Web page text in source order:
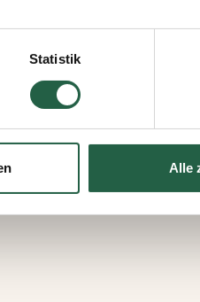
diese Zwecke. Sie können
Zweck anklicken und auf
Statistik
Alle